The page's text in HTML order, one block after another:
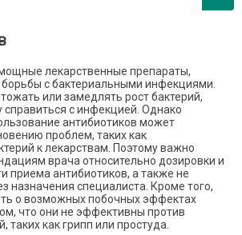
лекарственные препараты,
с бактериальными инфекциями.
или замедлять рост бактерий,
справиться с инфекцией. Однако
антибиотиков может
проблем, таких как
к лекарствам. Поэтому важно
врача относительно дозировки и
приема антибиотиков, а также не
назначения специалиста. Кроме того,
о возможных побочных эффектах
что они не эффективны против
таких как грипп или простуда.